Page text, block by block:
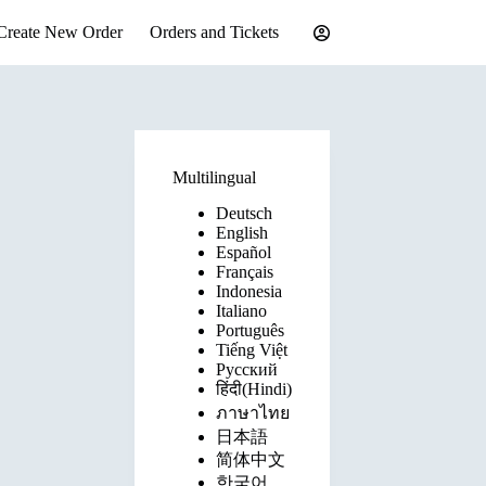
New Order Orders and Tickets
Multilingual
Deutsch
English
Español
Français
Indonesia
Italiano
Português
Tiếng Việt
Русский
हिंदी(Hindi)
ภาษาไทย
日本語
简体中文
한국어